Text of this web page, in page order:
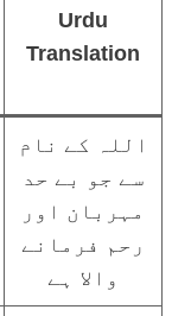
Urdu
Translation
اللہ کے نام
سے جو بے حد
مہربان اور
رحم فرمانے
والا ہے